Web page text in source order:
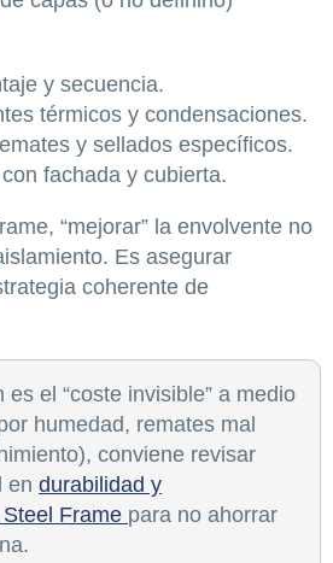
y secuencia.
térmicos y condensaciones.
y sellados específicos.
fachada y cubierta.
“mejorar” la envolvente no
Es asegurar
coherente de
el “coste invisible” a medio
humedad, remates mal
conviene revisar
en durabilidad y
Frame para no ahorrar